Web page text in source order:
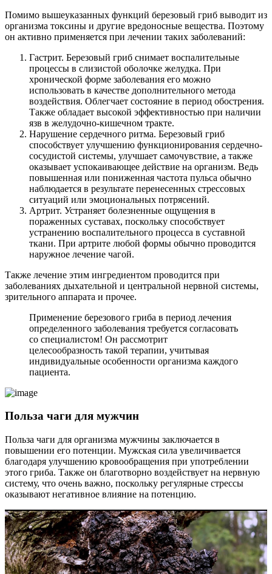
Помимо вышеуказанных функций березовый гриб выводит из
организма токсины и другие вредоносные вещества. Поэтому
он активно применяется при лечении таких заболеваний:
Гастрит. Березовый гриб снимает воспалительные
процессы в слизистой оболочке желудка. При
хронической форме заболевания его можно
использовать в качестве дополнительного метода
воздействия. Облегчает состояние в период обострения.
Также обладает высокой эффективностью при наличии
язв в желудочно-кишечном тракте.
Нарушение сердечного ритма. Березовый гриб
способствует улучшению функционирования сердечно-
сосудистой системы, улучшает самочувствие, а также
оказывает успокаивающее действие на организм. Ведь
повышенная или пониженная частота пульса обычно
наблюдается в результате перенесенных стрессовых
ситуаций или эмоциональных потрясений.
Артрит. Устраняет болезненные ощущения в
пораженных суставах, поскольку способствует
устранению воспалительного процесса в суставной
ткани. При артрите любой формы обычно проводится
наружное лечение чагой.
Также лечение этим ингредиентом проводится при
заболеваниях дыхательной и центральной нервной системы,
зрительного аппарата и прочее.
Применение березового гриба в период лечения
определенного заболевания требуется согласовать
со специалистом! Он рассмотрит
целесообразность такой терапии, учитывая
индивидуальные особенности организма каждого
пациента.
Польза чаги для мужчин
Польза чаги для организма мужчины заключается в
повышении его потенции. Мужская сила увеличивается
благодаря улучшению кровообращения при употреблении
этого гриба. Также он благотворно воздействует на нервную
систему, что очень важно, поскольку регулярные стрессы
оказывают негативное влияние на потенцию.